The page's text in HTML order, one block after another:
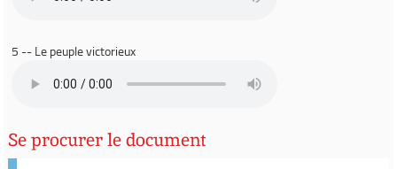
5 -- Le peuple victorieux
Se procurer le document